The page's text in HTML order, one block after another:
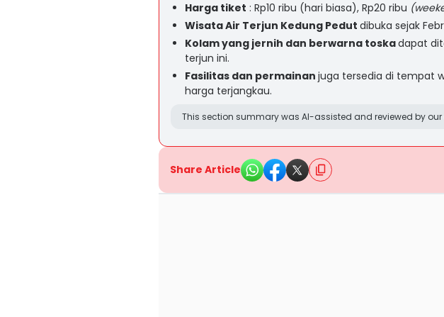
Harga tiket : Rp10 ribu (hari biasa), Rp20 ribu
Wisata Air Terjun Kedung Pedut dibuka sejak
Kolam yang jernih dan berwarna toskadapat
terjun ini.
Fasilitas dan permainan juga tersedia di tempat
harga terjangkau.
This section summary was AI-assisted and reviewed by
Share Article